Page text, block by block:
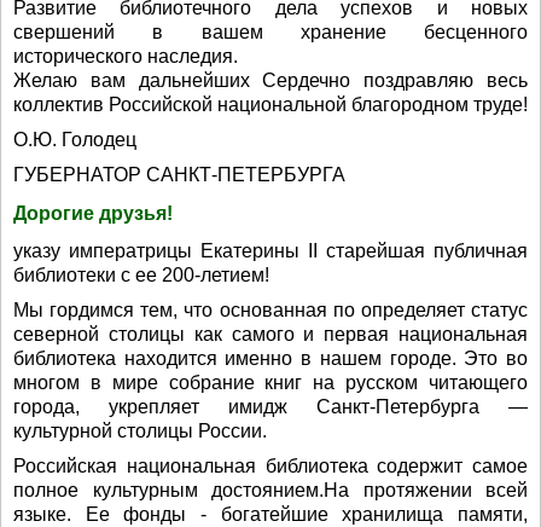
Развитие библиотечного дела успехов и новых
свершений в вашем хранение бесценного
исторического наследия.
Желаю вам дальнейших Сердечно поздравляю весь
коллектив Российской национальной благородном труде!
О.Ю. Голодец
ГУБЕРНАТОР САНКТ-ПЕТЕРБУРГА
Дорогие друзья!
указу императрицы Екатерины II старейшая публичная
библиотеки с ее 200-летием!
Мы гордимся тем, что основанная по определяет статус
северной столицы как самого и первая национальная
библиотека находится именно в нашем городе. Это во
многом в мире собрание книг на русском читающего
города, укрепляет имидж Санкт-Петербурга —
культурной столицы России.
Российская национальная библиотека содержит самое
полное культурным достоянием.На протяжении всей
языке. Ее фонды - богатейшие хранилища памяти,